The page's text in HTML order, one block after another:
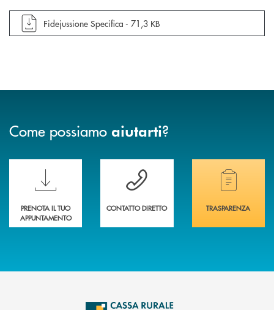
apre documento in una nuova finestra
Fidejussione Specifica - 71,3 KB
Come possiamo aiutarti?
Scopri le funzionalità della nuova PRENOTA BANCA
PRENOTA IL TUO
APPUNTAMENTO
Hai bisogno di assistenza immediata?
CONTATTO DIRETTO
Hai bisogno di
TRASPARENZA